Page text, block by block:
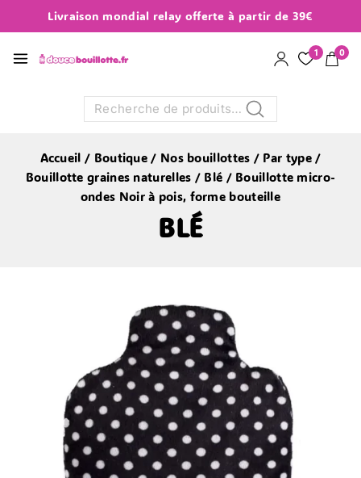
Livraison mondial relay offerte à partir de 39€
1 0
Recherche
Accueil / Boutique / Nos bouillottes / Par type /
Bouillotte graines naturelles / Blé / Bouillotte micro-
ondes Noir à pois, forme bouteille
BLÉ